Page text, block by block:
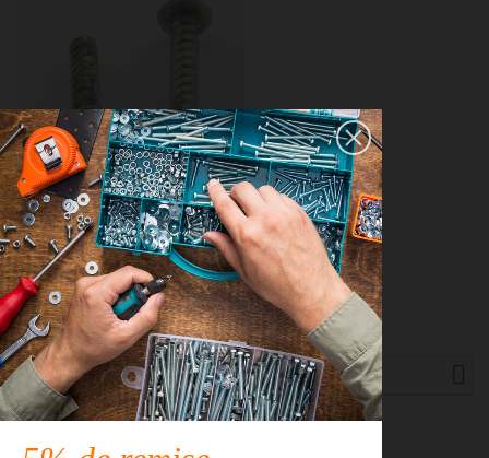
VBA Vis bois agglo Tête
hexagonale TH Embase collerette
3.5X20 Sans pointe Clé 5.5...
5,14 €TTC
Recherche avancée